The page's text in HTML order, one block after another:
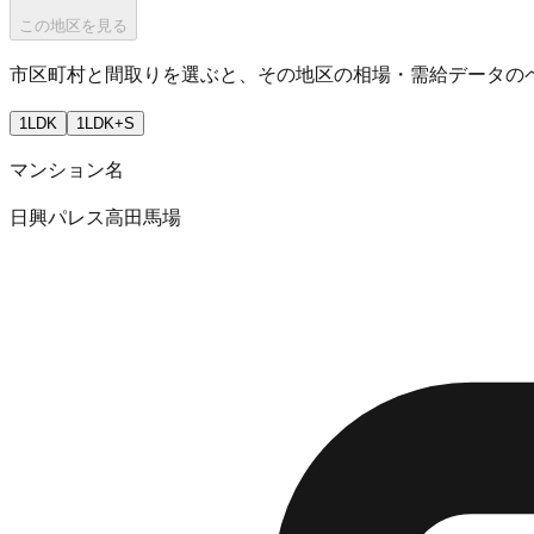
この地区を見る
市区町村と間取りを選ぶと、その地区の相場・需給データの
1LDK 1LDK+S
マンション名
日興パレス高田馬場